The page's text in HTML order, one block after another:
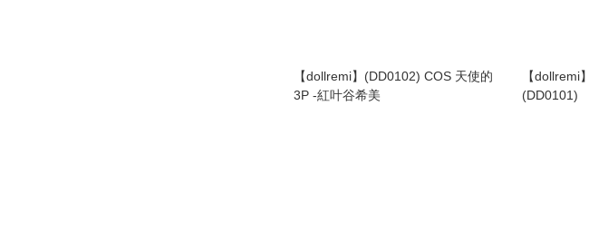
【dollremi】(DD0102) COS 天使的
3P -紅叶谷希美
【dollremi
(DD0101)